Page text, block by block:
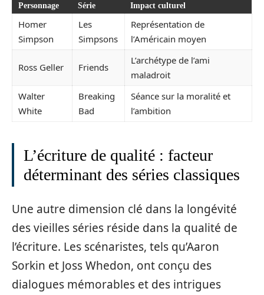
Personnage Série Impact culturel
Homer
Simpson
Les
Simpsons
Représentation de
l’Américain moyen
Ross Geller Friends
L’archétype de l’ami
maladroit
Walter
White
Breaking
Bad
Séance sur la moralité et
l’ambition
L’écriture de qualité : facteur
déterminant des séries classiques
Une autre dimension clé dans la longévité
des vieilles séries réside dans la qualité de
l’écriture. Les scénaristes, tels qu’Aaron
Sorkin et Joss Whedon, ont conçu des
dialogues mémorables et des intrigues